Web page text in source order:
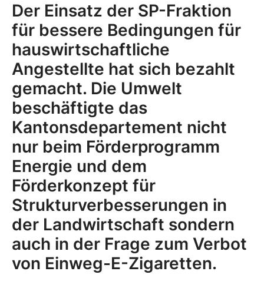
Der Einsatz der SP-Fraktion
für bessere Bedingungen für
hauswirtschaftliche
Angestellte hat sich bezahlt
gemacht. Die Umwelt
beschäftigte das
Kantonsdepartement nicht
nur beim Förderprogramm
Energie und dem
Förderkonzept für
Strukturverbesserungen in
der Landwirtschaft sondern
auch in der Frage zum Verbot
von Einweg-E-Zigaretten.